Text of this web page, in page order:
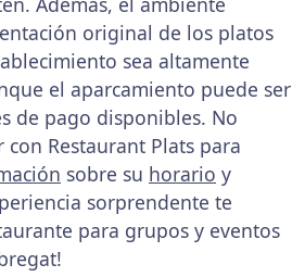
original de los platos
sea altamente
el aparcamiento puede ser
de pago disponibles. No
con Restaurant Plats para
sobre su horario y
sorprendente te
para grupos y eventos